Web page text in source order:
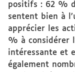
positifs : 62 %
sentent bien à
apprécier les
% à considérer
intéressante et
également